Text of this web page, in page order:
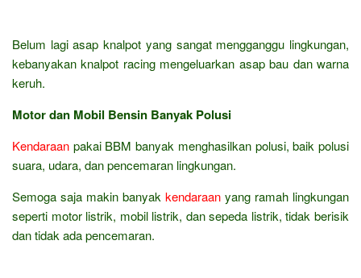
Belum lagi asap knalpot yang sangat mengganggu lingkungan,
kebanyakan knalpot racing mengeluarkan asap bau dan warna
keruh.
Motor dan Mobil Bensin Banyak Polusi
Kendaraan pakai BBM banyak menghasilkan polusi, baik polusi
suara, udara, dan pencemaran lingkungan.
Semoga saja makin banyak kendaraan yang ramah lingkungan
seperti motor listrik, mobil listrik, dan sepeda listrik, tidak berisik
dan tidak ada pencemaran.